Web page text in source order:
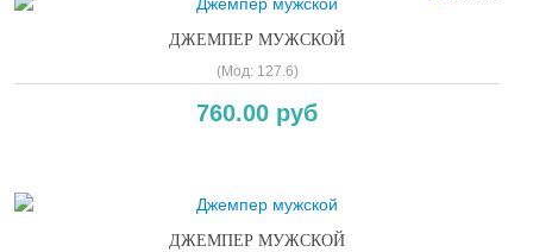
ДЖЕМПЕР МУЖСКОЙ
(Мод: 127.6)
760.00 руб
ДЖЕМПЕР МУЖСКОЙ